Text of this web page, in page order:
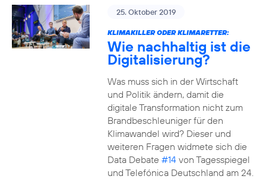
25. Oktober 2019
KLIMAKILLER ODER KLIMARETTER:
Wie nachhaltig ist die
Digitalisierung?
Was muss sich in der Wirtschaft
und Politik ändern, damit die
digitale Transformation nicht zum
Brandbeschleuniger für den
Klimawandel wird? Dieser und
weiteren Fragen widmete sich die
Data Debate #14von Tagesspiegel
und Telefónica Deutschland am 24.